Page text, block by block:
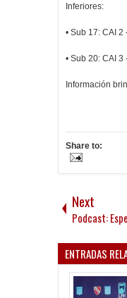
Inferiores:
• Sub 17: CAI 2
• Sub 20: CAI 3
Información
Share to:
Next
Podcast:
ENTRADAS